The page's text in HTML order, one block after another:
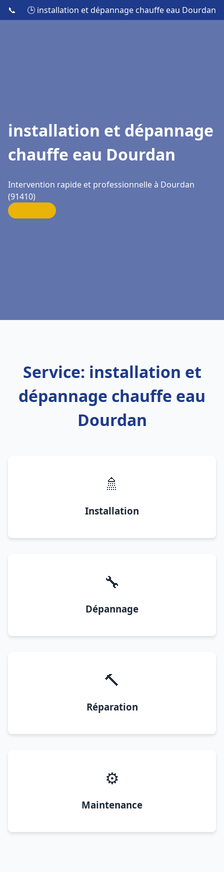
📞 🕒 installation et dépannage chauffe eau Dourdan
installation et dépannage
chauffe eau Dourdan
Intervention rapide et professionnelle à Dourdan
(91410)
Service: installation et
dépannage chauffe eau
Dourdan
🚿
Installation
🔧
Dépannage
🔨
Réparation
⚙️
Maintenance